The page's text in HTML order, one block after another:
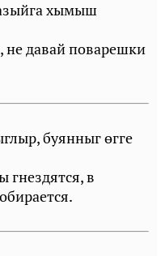
хымыш
не давай поварешки
буянныг өгге
гнездятся, в